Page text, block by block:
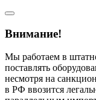
Внимание!
Мы работаем в
поставлять
несмотря на
в РФ ввозится